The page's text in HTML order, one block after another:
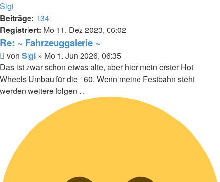
Sigi
Beiträge: 134
Registriert: Mo 11. Dez 2023, 06:02
Re: ~ Fahrzeuggalerie ~
Beitrag
von Sigi » Mo 1. Jun 2026, 06:35
Das ist zwar schon etwas alte, aber hier mein erster Hot
Wheels Umbau für die 160. Wenn meine Festbahn steht
werden weitere folgen ...